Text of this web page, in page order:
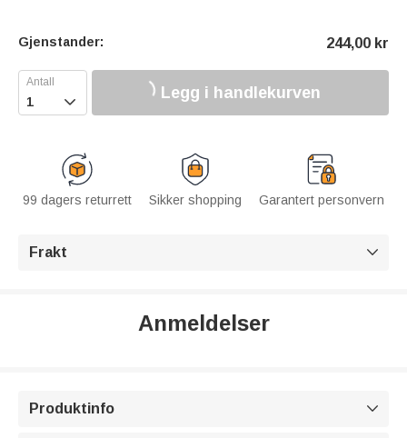
Gjenstander: 244,00 kr
 Legg i handlekurven
99 dagers returrett Sikker shopping Garantert personvern
Frakt 
Anmeldelser
Produktinfo 